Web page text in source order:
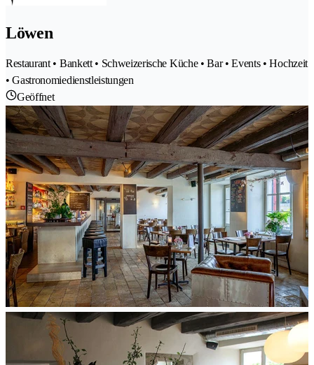
Löwen
Restaurant • Bankett • Schweizerische Küche • Bar • Events • Hochzeit
• Gastronomiedienstleistungen
Geöffnet